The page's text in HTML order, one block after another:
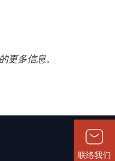
更多信息。
联络我们